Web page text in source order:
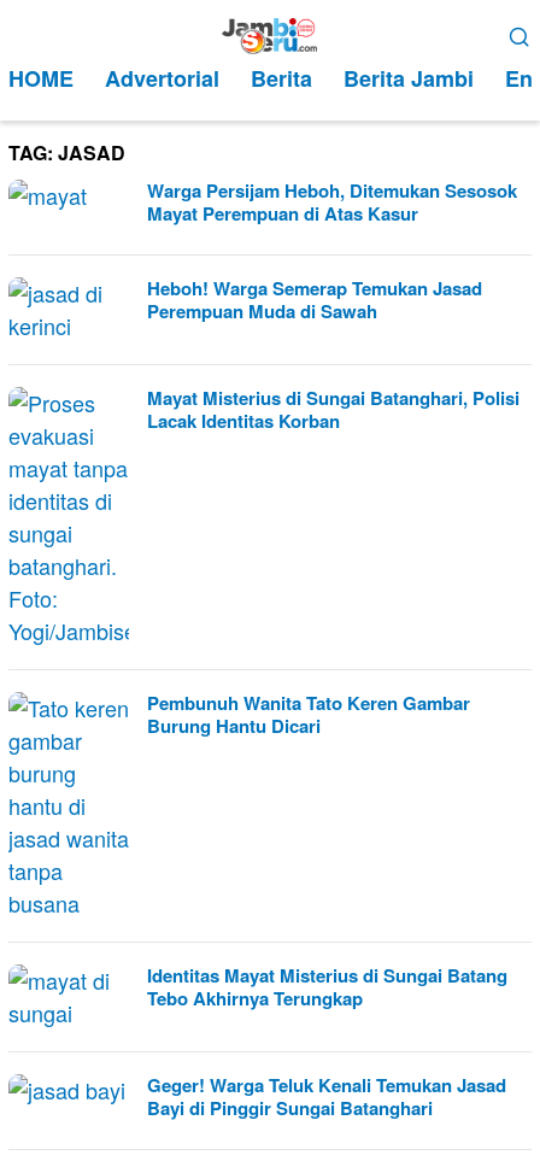
kontenMobile
HOME Advertorial Berita Berita Jambi
TAG: JASAD
Warga Persijam Heboh, Ditemukan Sesosok
Mayat Perempuan di Atas Kasur
Heboh! Warga Semerap Temukan Jasad
Perempuan Muda di Sawah
Mayat Misterius di Sungai Batanghari, Polisi
Lacak Identitas Korban
Pembunuh Wanita Tato Keren Gambar
Burung Hantu Dicari
Identitas Mayat Misterius di Sungai Batang
Tebo Akhirnya Terungkap
Geger! Warga Teluk Kenali Temukan Jasad
Bayi di Pinggir Sungai Batanghari